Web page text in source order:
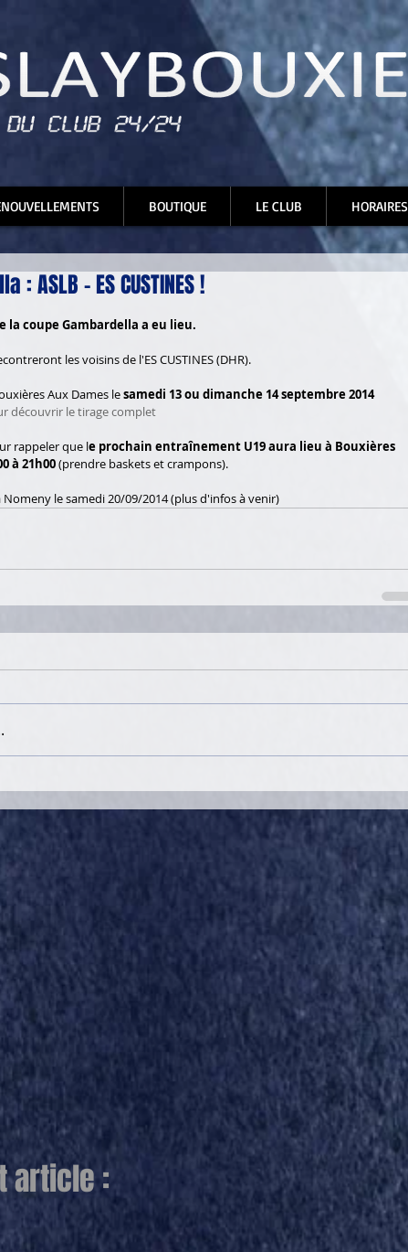
BOUTIQUE LE CLUB HORAIRES
: ASLB - ES CUSTINES !
la coupe Gambardella a eu lieu.
les voisins de l'ES CUSTINES (DHR).
Aux Dames le samedi 13 ou dimanche 14 septembre 2014
découvrir le tirage complet
rappeler que le prochain entraînement U19 aura lieu à Bouxières
à 21h00 (prendre baskets et crampons).
le samedi 20/09/2014 (plus d'infos à venir)
article :